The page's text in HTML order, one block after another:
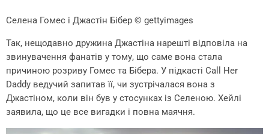
Селена Гомес і Джастін Бібер © gettyimages
Так, нещодавно дружина Джастіна нарешті відповіла на
звинувачення фанатів у тому, що саме вона стала
причиною розриву Гомес та Бібера. У підкасті Call Her
Daddy ведучий запитав її, чи зустрічалася вона з
Джастіном, коли він був у стосунках із Селеною. Хейлі
заявила, що це все вигадки і повна маячня.